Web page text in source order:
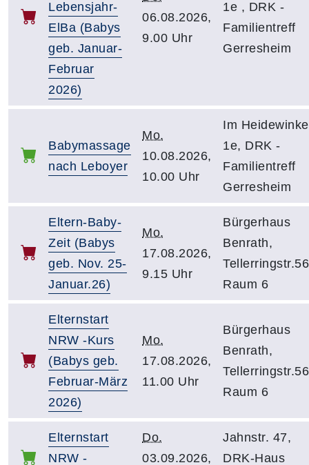
Lebensjahr-
ElBa (Babys
geb. Januar-
Februar
2026)
06.08.2026,
9.00 Uhr
1e , DRK -
Familientreff
Gerresheim
Babymassage
nach Leboyer
Mo.
10.08.2026,
10.00 Uhr
Im
1e, DRK -
Familientreff
Gerresheim
Eltern-Baby-
Zeit (Babys
geb. Nov. 25-
Januar.26)
Mo.
17.08.2026,
9.15 Uhr
Bürgerhaus
Benrath,
Raum 6
Elternstart
NRW -Kurs
(Babys geb.
Februar-März
2026)
Mo.
17.08.2026,
11.00 Uhr
Bürgerhaus
Benrath,
Raum 6
Elternstart
NRW -
Do.
03.09.2026,
Jahnstr. 47,
DRK-Haus